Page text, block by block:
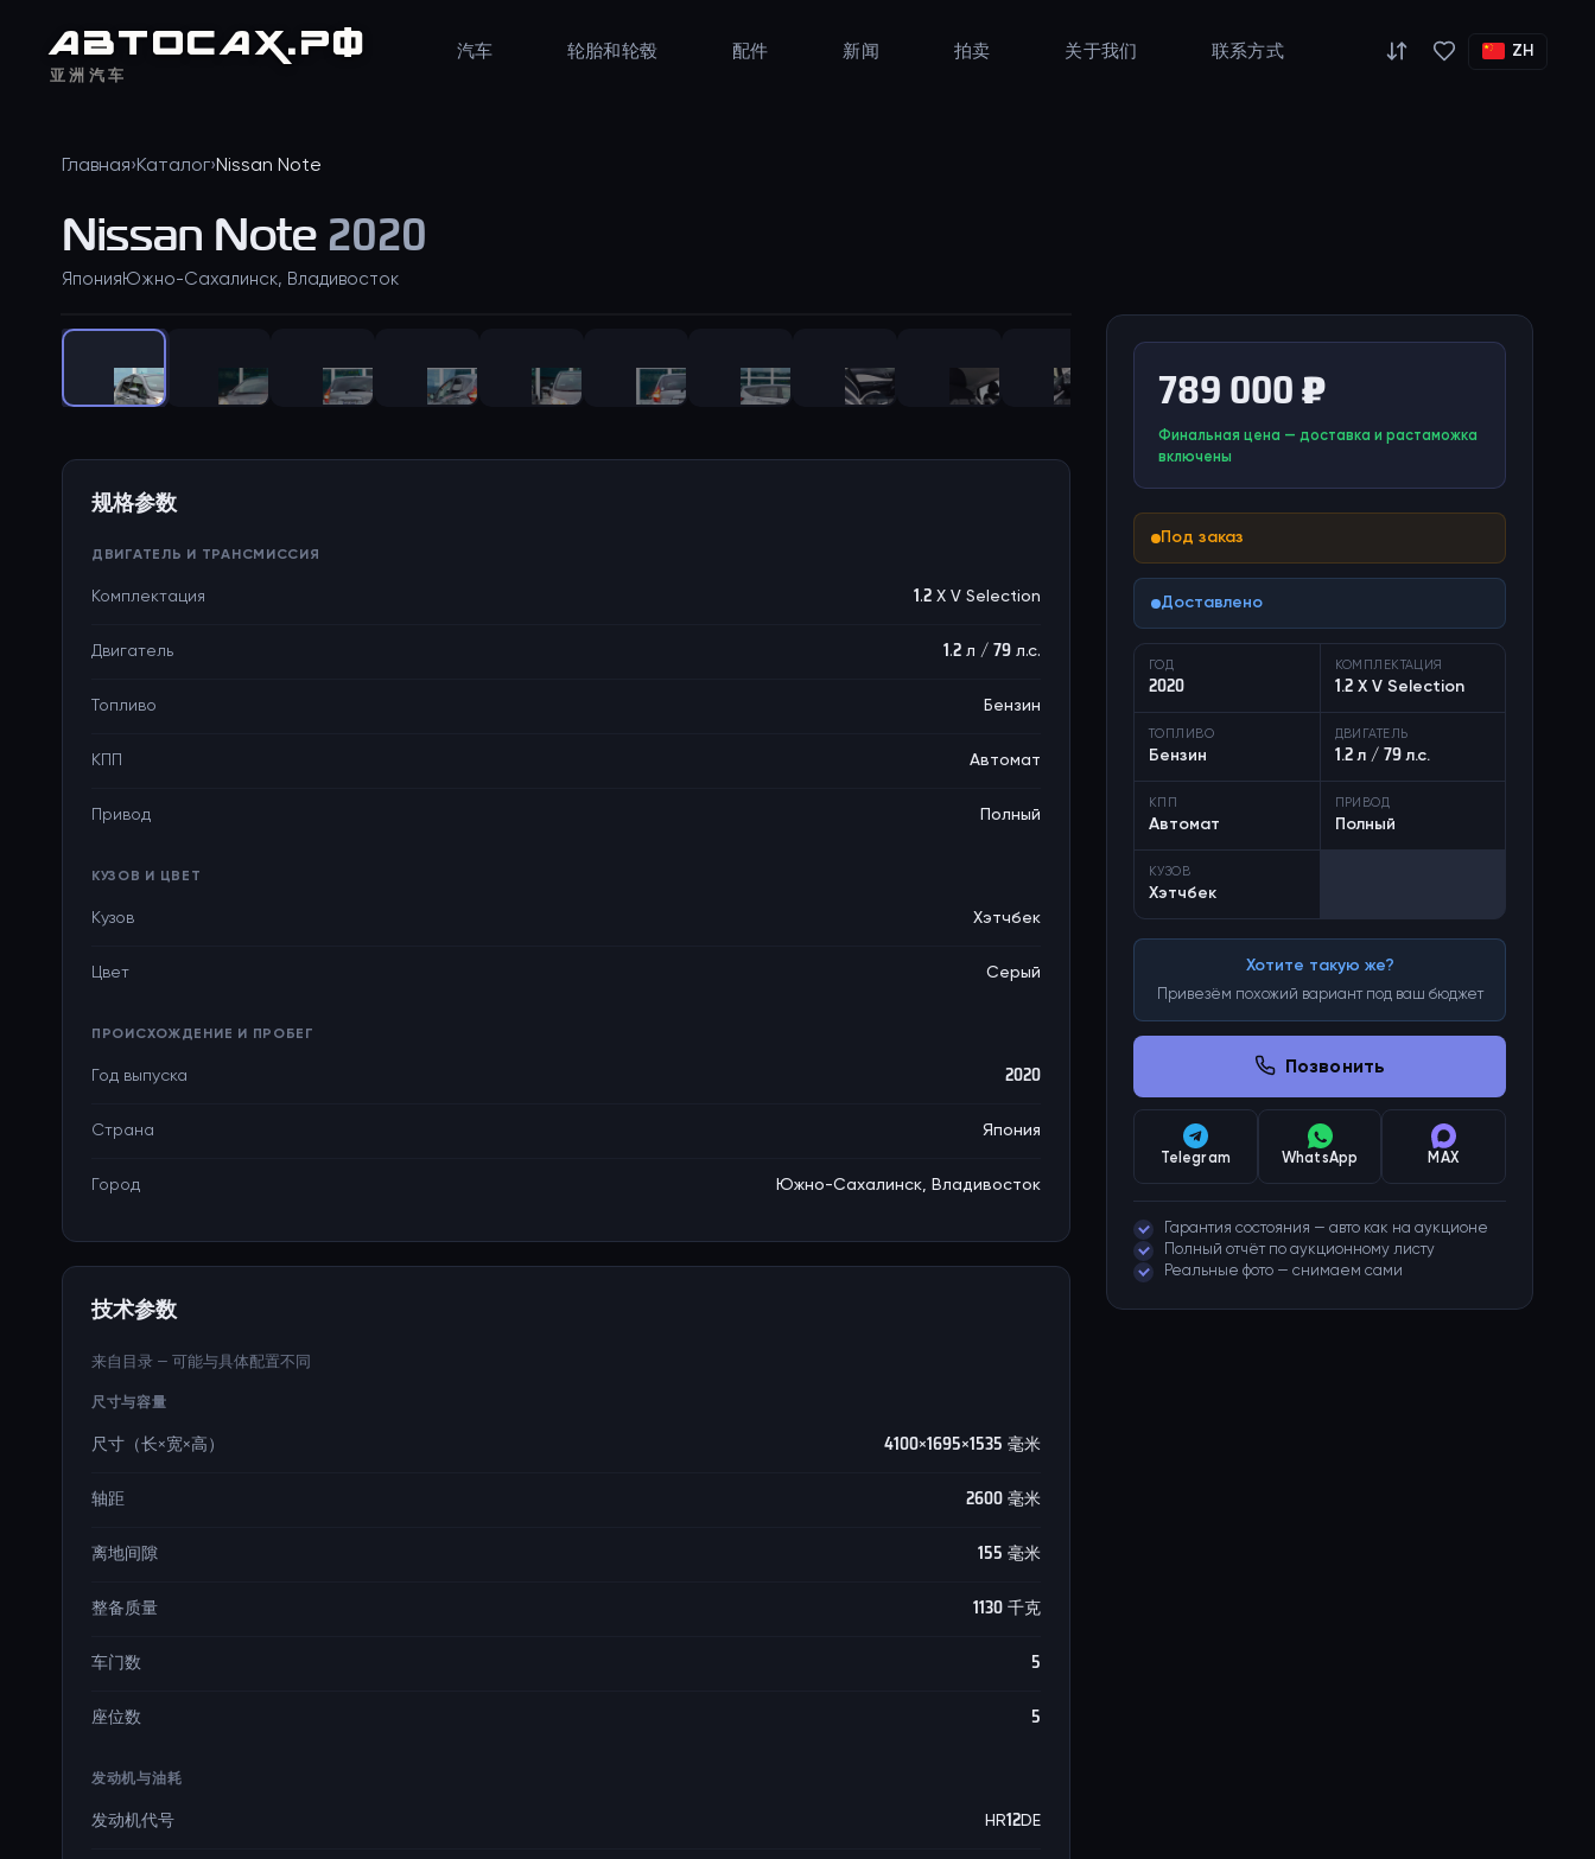
АВТОСАХ.РФ
亚洲汽车
汽车 轮胎和轮毂 配件 新闻 拍卖 关于我们 联系方式 ZH
Главная›Каталог›Nissan Note
Nissan Note2020
Япония Южно-Сахалинск, Владивосток
789 000 ₽
Финальная цена — доставка и растаможка
включены
Под заказ
Доставлено
ГОД
2020
КОМПЛЕКТАЦИЯ
1.2 X V Selection
ТОПЛИВО
Бензин
ДВИГАТЕЛЬ
1.2 л / 79 л.с.
КПП
Автомат
ПРИВОД
Полный
КУЗОВ
Хэтчбек
Хотите такую же?
Привезём похожий вариант под ваш бюджет
Позвонить
Telegram WhatsApp MAX
Гарантия состояния — авто как на аукционе
Полный отчёт по аукционному листу
Реальные фото — снимаем сами
规格参数
ДВИГАТЕЛЬ И ТРАНСМИССИЯ
Комплектация 1.2 X V Selection
Двигатель 1.2 л / 79 л.с.
Топливо Бензин
КПП Автомат
Привод Полный
КУЗОВ И ЦВЕТ
Кузов Хэтчбек
Цвет Серый
ПРОИСХОЖДЕНИЕ И ПРОБЕГ
Год выпуска 2020
Страна Япония
Город Южно-Сахалинск, Владивосток
技术参数
来自目录 — 可能与具体配置不同
尺寸与容量
尺寸（长×宽×高） 4100×1695×1535 毫米
轴距 2600 毫米
离地间隙 155 毫米
整备质量 1130 千克
车门数 5
座位数 5
发动机与油耗
发动机代号 HR12DE